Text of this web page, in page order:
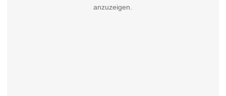
anzuzeigen.